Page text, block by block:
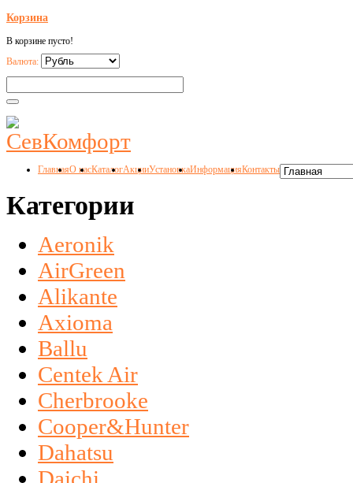
Корзина
В корзине пусто!
Валюта:
ГлавнаяО насКаталогАкцииУстановкаИнформацияКонтакты
Категории
Aeronik
AirGreen
Alikante
Axioma
Ballu
Centek Air
Cherbrooke
Cooper&Hunter
Dahatsu